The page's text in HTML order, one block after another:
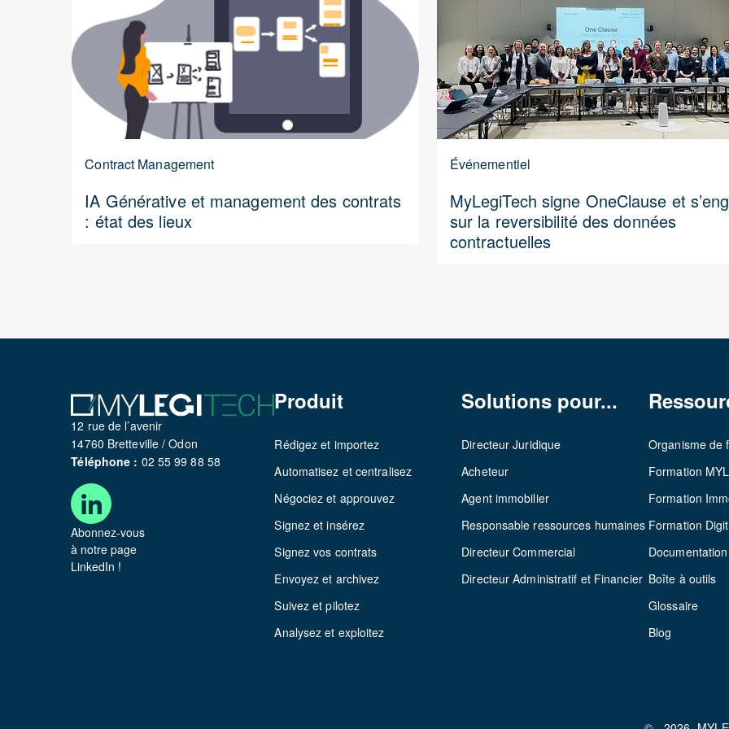
Contract Management
IA Générative et management des contrats
: état des lieux
Événementiel
MyLegiTech signe OneClause et
sur la reversibilité des données
contractuelles
12 rue de l’avenir
14760 Bretteville / Odon
Téléphone : 02 55 99 88 58
Abonnez-vous
à notre page
LinkedIn !
Produit
Rédigez et importez
Automatisez et centralisez
Négociez et approuvez
Signez et insérez
Signez vos contrats
Envoyez et archivez
Suivez et pilotez
Analysez et exploitez
Solutions pour...
Directeur Juridique
Acheteur
Agent immobilier
Responsable ressources humaines
Directeur Commercial
Directeur Administratif et Financier
Organisme de
Formation
Formation
Formation
Boîte à outils
Glossaire
Blog